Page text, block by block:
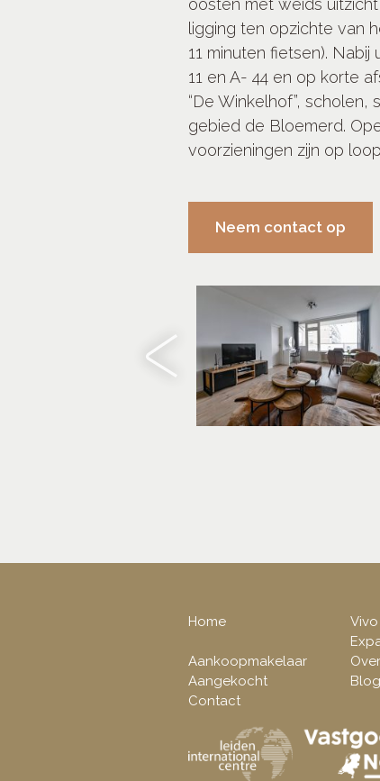
oosten met weids
ligging ten opzichte van
11 minuten fietsen).
11 en A- 44 en op korte
“De Winkelhof”,
gebied de Bloemerd.
voorzieningen zijn op
Neem contact op
Home
Aankoopmakelaar
Aangekocht
Vivo
Blog
Contact